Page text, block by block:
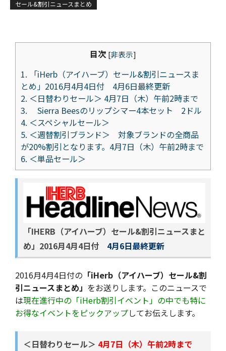
セール&割引ニュースまとめ
目次 [非表示]
1. 「iHerb（アイハーブ）セール&割引ニュースま
とめ」2016月4月4日付 4月6日最終更新
2. ＜日替わりセール＞ 4月7日（木）午前2時まで
3. Sierra Beesのリップシマー4本セット 2ドル
4. ＜スペシャルセール＞
5. ＜週替割引ブランド＞ 対象ブランドの全商品
が20%割引となります。4月7日（木）午前2時まで
6. ＜単品セール＞
「IHERB（アイハーブ）セール&割引ニュースまと
め」 2016月4月4日付 4月6日最終更新
2016月4月4日付の 「iHerb（アイハーブ）セール&割
引ニュースまとめ」 をお送りします。このニュースで
は現在進行中の「iHerb割引イベント」の中でも特に
お得なイベントをピックアップしてお伝えします。
＜日替わりセール＞ 4月7日（木）午前2時まで